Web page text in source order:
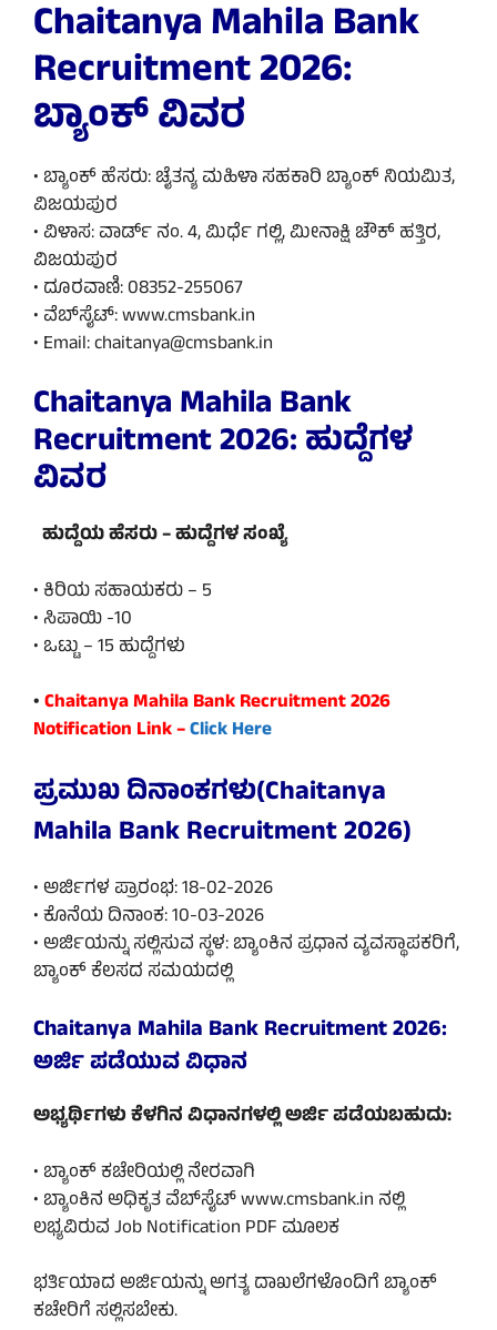
Chaitanya Mahila Bank
Recruitment 2026:
ಬ್ಯಾಂಕ್ ವಿವರ
• ಬ್ಯಾಂಕ್ ಹೆಸರು: ಚೈತನ್ಯ ಮಹಿಳಾ ಸಹಕಾರಿ ಬ್ಯಾಂಕ್ ನಿಯಮಿತ,
ವಿಜಯಪುರ
• ವಿಳಾಸ: ವಾರ್ಡ್ ನಂ. 4, ಮಿರ್ಧೆ ಗಲ್ಲಿ, ಮೀನಾಕ್ಷಿ ಚೌಕ್ ಹತ್ತಿರ,
ವಿಜಯಪುರ
• ದೂರವಾಣಿ: 08352-255067
• ವೆಬ್‌ಸೈಟ್: www.cmsbank.in
• Email: chaitanya@cmsbank.in
Chaitanya Mahila Bank
Recruitment 2026: ಹುದ್ದೆಗಳ
ವಿವರ
ಹುದ್ದೆಯ ಹೆಸರು – ಹುದ್ದೆಗಳ ಸಂಖ್ಯೆ
• ಕಿರಿಯ ಸಹಾಯಕರು – 5
• ಸಿಪಾಯಿ -10
• ಒಟ್ಟು – 15 ಹುದ್ದೆಗಳು
•Chaitanya Mahila Bank Recruitment 2026
Notification Link –Click Here
ಪ್ರಮುಖ ದಿನಾಂಕಗಳು(Chaitanya
Mahila Bank Recruitment 2026)
• ಅರ್ಜಿಗಳ ಪ್ರಾರಂಭ: 18-02-2026
• ಕೊನೆಯ ದಿನಾಂಕ: 10-03-2026
• ಅರ್ಜಿಯನ್ನು ಸಲ್ಲಿಸುವ ಸ್ಥಳ: ಬ್ಯಾಂಕಿನ ಪ್ರಧಾನ ವ್ಯವಸ್ಥಾಪಕರಿಗೆ,
ಬ್ಯಾಂಕ್ ಕೆಲಸದ ಸಮಯದಲ್ಲಿ
Chaitanya Mahila Bank Recruitment 2026:
ಅರ್ಜಿ ಪಡೆಯುವ ವಿಧಾನ
ಅಭ್ಯರ್ಥಿಗಳು ಕೆಳಗಿನ ವಿಧಾನಗಳಲ್ಲಿ ಅರ್ಜಿ ಪಡೆಯಬಹುದು:
• ಬ್ಯಾಂಕ್ ಕಚೇರಿಯಲ್ಲಿ ನೇರವಾಗಿ
• ಬ್ಯಾಂಕಿನ ಅಧಿಕೃತ ವೆಬ್‌ಸೈಟ್ www.cmsbank.in ನಲ್ಲಿ
ಲಭ್ಯವಿರುವ Job Notification PDF ಮೂಲಕ
ಭರ್ತಿಯಾದ ಅರ್ಜಿಯನ್ನು ಅಗತ್ಯ ದಾಖಲೆಗಳೊಂದಿಗೆ ಬ್ಯಾಂಕ್
ಕಚೇರಿಗೆ ಸಲ್ಲಿಸಬೇಕು.